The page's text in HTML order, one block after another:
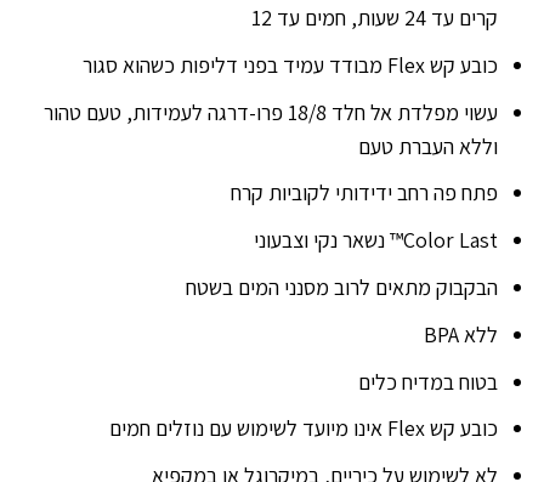
קרים עד 24 שעות, חמים עד 12
כובע קש Flex מבודד עמיד בפני דליפות כשהוא סגור
עשוי מפלדת אל חלד 18/8 פרו-דרגה לעמידות, טעם טהור
וללא העברת טעם
פתח פה רחב ידידותי לקוביות קרח
Color Last™ נשאר נקי וצבעוני
הבקבוק מתאים לרוב מסנני המים בשטח
ללא BPA
בטוח במדיח כלים
כובע קש Flex אינו מיועד לשימוש עם נוזלים חמים
לא לשימוש על כיריים, במיקרוגל או במקפיא